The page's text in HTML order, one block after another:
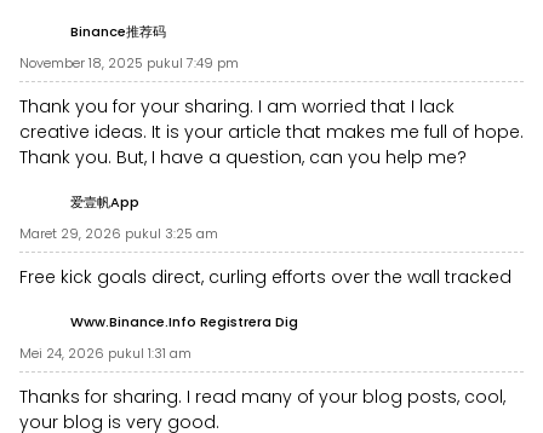
Binance推荐码
November 18, 2025 pukul 7:49 pm
Thank you for your sharing. I am worried that I lack
creative ideas. It is your article that makes me full of hope.
Thank you. But, I have a question, can you help me?
爱壹帆app
Maret 29, 2026 pukul 3:25 am
Free kick goals direct, curling efforts over the wall tracked
Www.binance.info Registrera Dig
Mei 24, 2026 pukul 1:31 am
Thanks for sharing. I read many of your blog posts, cool,
your blog is very good.